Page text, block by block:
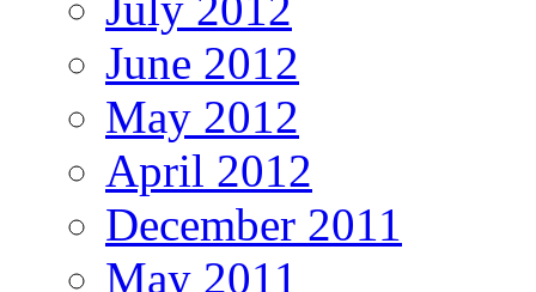
June 2012
May 2012
April 2012
December 2011
May 2011